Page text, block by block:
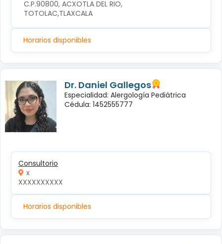
C.P.90800, ACXOTLA DEL RIO,
TOTOLAC,TLAXCALA
Horarios disponibles
Dr. Daniel Gallegos
Especialidad: Alergología Pediátrica
Cédula: 1452555777
Consultorio
x
XXXXXXXXXX
Horarios disponibles